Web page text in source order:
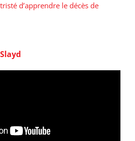
d’apprendre le décès de